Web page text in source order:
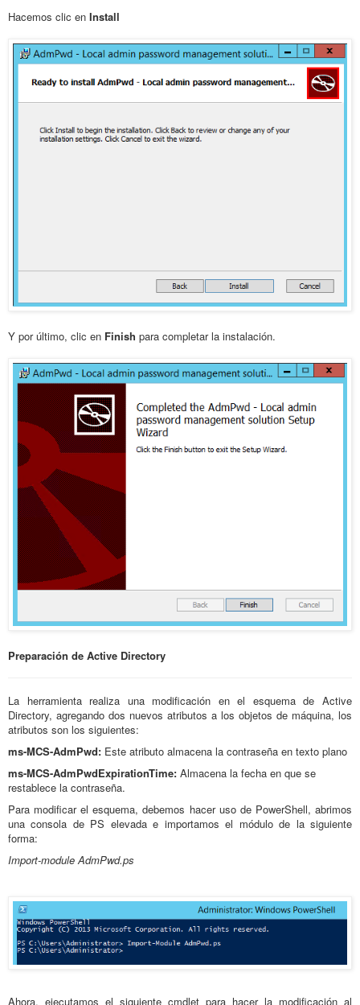
Hacemos clic en Install
Y por último, clic en Finish para completar la instalación.
Preparación de Active Directory
La herramienta realiza una modificación en el esquema de Active
Directory, agregando dos nuevos atributos a los objetos de máquina, los
atributos son los siguientes:
ms-MCS-AdmPwd: Este atributo almacena la contraseña en texto plano
ms-MCS-AdmPwdExpirationTime: Almacena la fecha en que se
restablece la contraseña.
Para modificar el esquema, debemos hacer uso de PowerShell, abrimos
una consola de PS elevada e importamos el módulo de la siguiente
forma:
Import-module AdmPwd.ps
Ahora, ejecutamos el siguiente cmdlet para hacer la modificación al